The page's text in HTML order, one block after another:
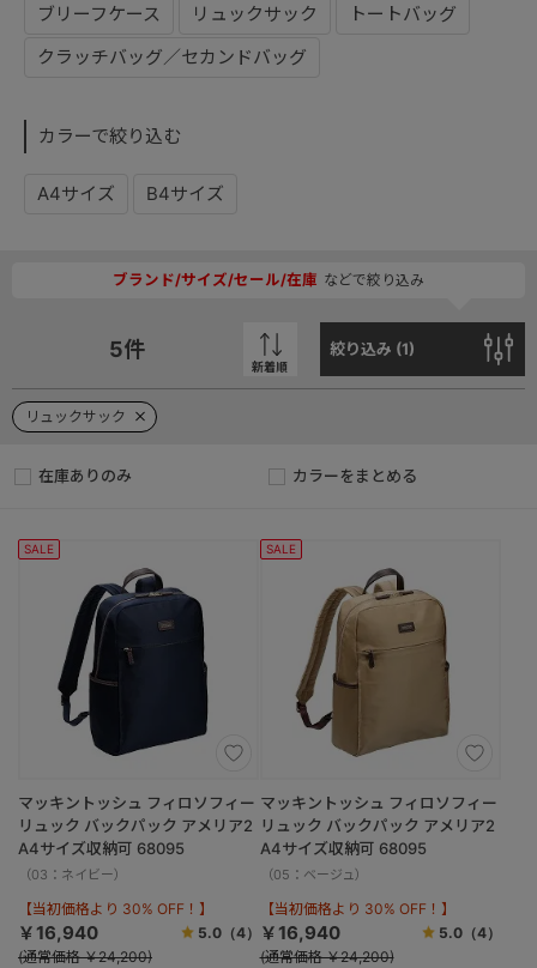
ブリーフケース リュックサック
トートバッグ
クラッチバッグ／セカンドバッグ
カラーで絞り込む
A4サイズ B4サイズ
ブランド/サイズ/セール/在庫 などで絞り込み
5件
新着順
絞り込み (1)
リュックサック
在庫ありのみ カラーをまとめる
SALE
マッキントッシュ フィロソフィー
リュック バックパック アメリア2
A4サイズ収納可 68095
（03：ネイビー）
【当初価格より 30% OFF！】
￥16,940 5.0（4）
(通常価格 ￥24,200)
SALE
マッキントッシュ フィロソフィー
リュック バックパック アメリア2
A4サイズ収納可 68095
（05：ベージュ）
【当初価格より 30% OFF！】
￥16,940 5.0 （4）
(通常価格 ￥24,200)